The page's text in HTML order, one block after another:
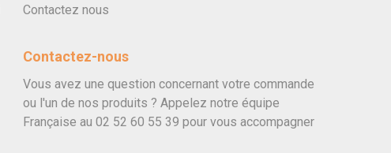
Contactez nous
Contactez-nous
Vous avez une question concernant votre commande
ou l'un de nos produits ? Appelez notre équipe
Française au 02 52 60 55 39 pour vous accompagner